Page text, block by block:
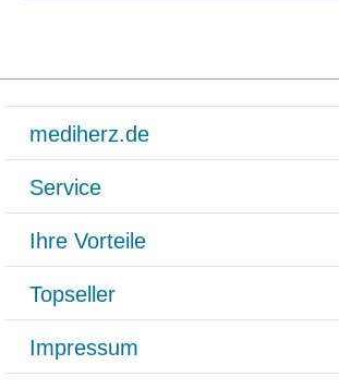
mediherz.de
Glossar
Häufig gestellte Fragen
Datenschutz
AGB
Service
Rücksendemöglichkeit
Paketlieferstatus
Versandkosten
Ihre Vorteile
Rezeptlieferung
Bonusprogramm
Gutschein und Rabatte
Kundenbewertung
Topseller
Grippostad
Bepanthen
Impressum